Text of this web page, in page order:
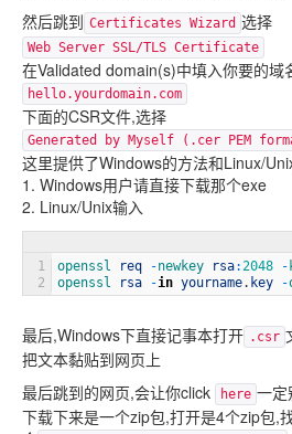
然后跳到 Certificates Wizard 选择
Web Server SSL/TLS Certificate
在Validated domain(s)中填入你要的域
hello.yourdomain.com
下面的CSR文件,选择
Generated by Myself (.cer PEM
这里提供了Windows的方法和Linux/
1. Windows用户请直接下载那个exe
2. Linux/Unix输入
1
2
openssl req -newkey rsa:2048 -
openssl
rsa -in yourname. key -
最后,Windows下直接记事本打开 .csr
把文本黏贴到网页上
最后跳到的网页,会让你click
here 一定
下载下来是一个zip包,打开是4个zip包,